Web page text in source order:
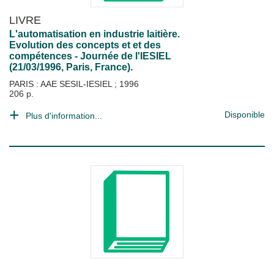
LIVRE
L'automatisation en industrie laitière.
Evolution des concepts et et des
compétences - Journée de l'IESIEL
(21/03/1996, Paris, France).
PARIS : AAE SESIL-IESIEL ; 1996
206 p.
Plus d'information... Disponible